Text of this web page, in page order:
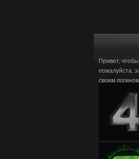
Привет,
пожалуйста,
своим логином